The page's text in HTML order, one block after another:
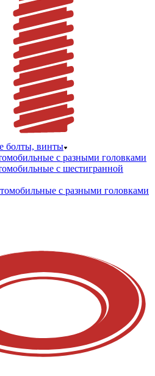
болты, винты
с разными головками
с шестигранной
с разными головками